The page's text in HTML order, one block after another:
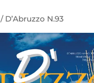
/ D’Abruzzo N.93